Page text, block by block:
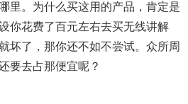
里。为什么买这用的产品，肯定是
你花费了百元左右去买无线讲解
坏了，那你还不如不尝试。众所周
要去占那便宜呢？